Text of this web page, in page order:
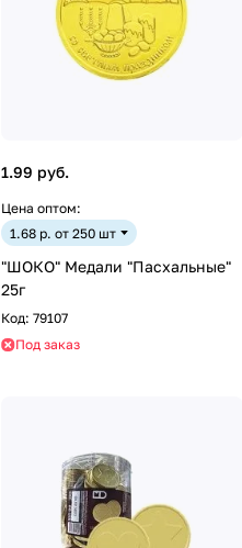
1.99 руб.
Цена оптом:
1.68 р. от 250 шт
"ШОКО" Медали "Пасхальные"
25г
Код: 79107
Под заказ